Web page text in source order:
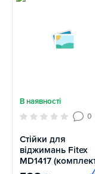
В наявності
0
Стійки для
віджимань Fitex
MD1417